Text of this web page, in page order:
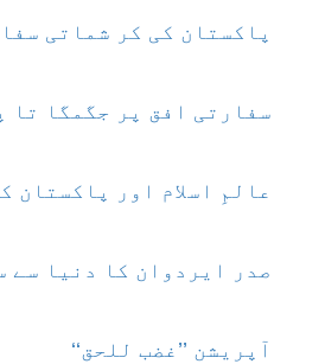
پاکستان کی کر شماتی
سفارتی افق پر جگمگا تا
عالمِ اسلام اور پاکستان
صدر ایردوان کا دنیا سے
آپریشن ’’غضب للحق‘‘